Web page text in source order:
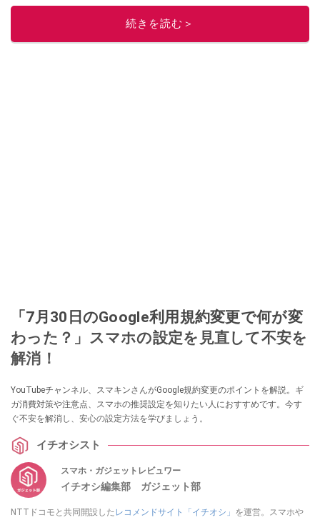
続きを読む＞
「7月30日のGoogle利用規約変更で何が変
わった？」スマホの設定を見直して不安を
解消！
YouTubeチャンネル、スマキンさんがGoogle規約変更のポイントを解説。ギ
ガ消費対策や注意点、スマホの推奨設定を知りたい人におすすめです。今す
ぐ不安を解消し、安心の設定方法を学びましょう。
イチオシスト
スマホ・ガジェットレビュワー
イチオシ編集部 ガジェット部
NTTドコモと共同開設した レコメンドサイト「イチオシ」 を運営。スマホや